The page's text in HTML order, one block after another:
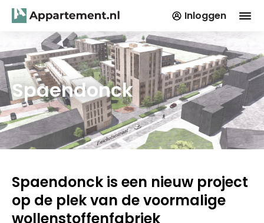
Inloggen
Spaendonck
Spaendonck is een nieuw project
op de plek van de voormalige
wollenstoffenfabriek